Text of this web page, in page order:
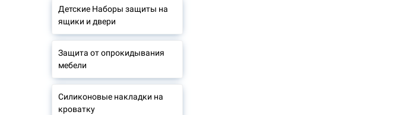
Детские Наборы защиты на
ящики и двери
Защита от опрокидывания
мебели
Силиконовые накладки на
кроватку